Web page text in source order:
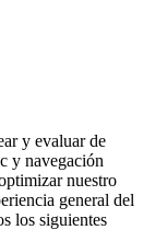
y evaluar de
y navegación
nuestro
general del
los siguientes